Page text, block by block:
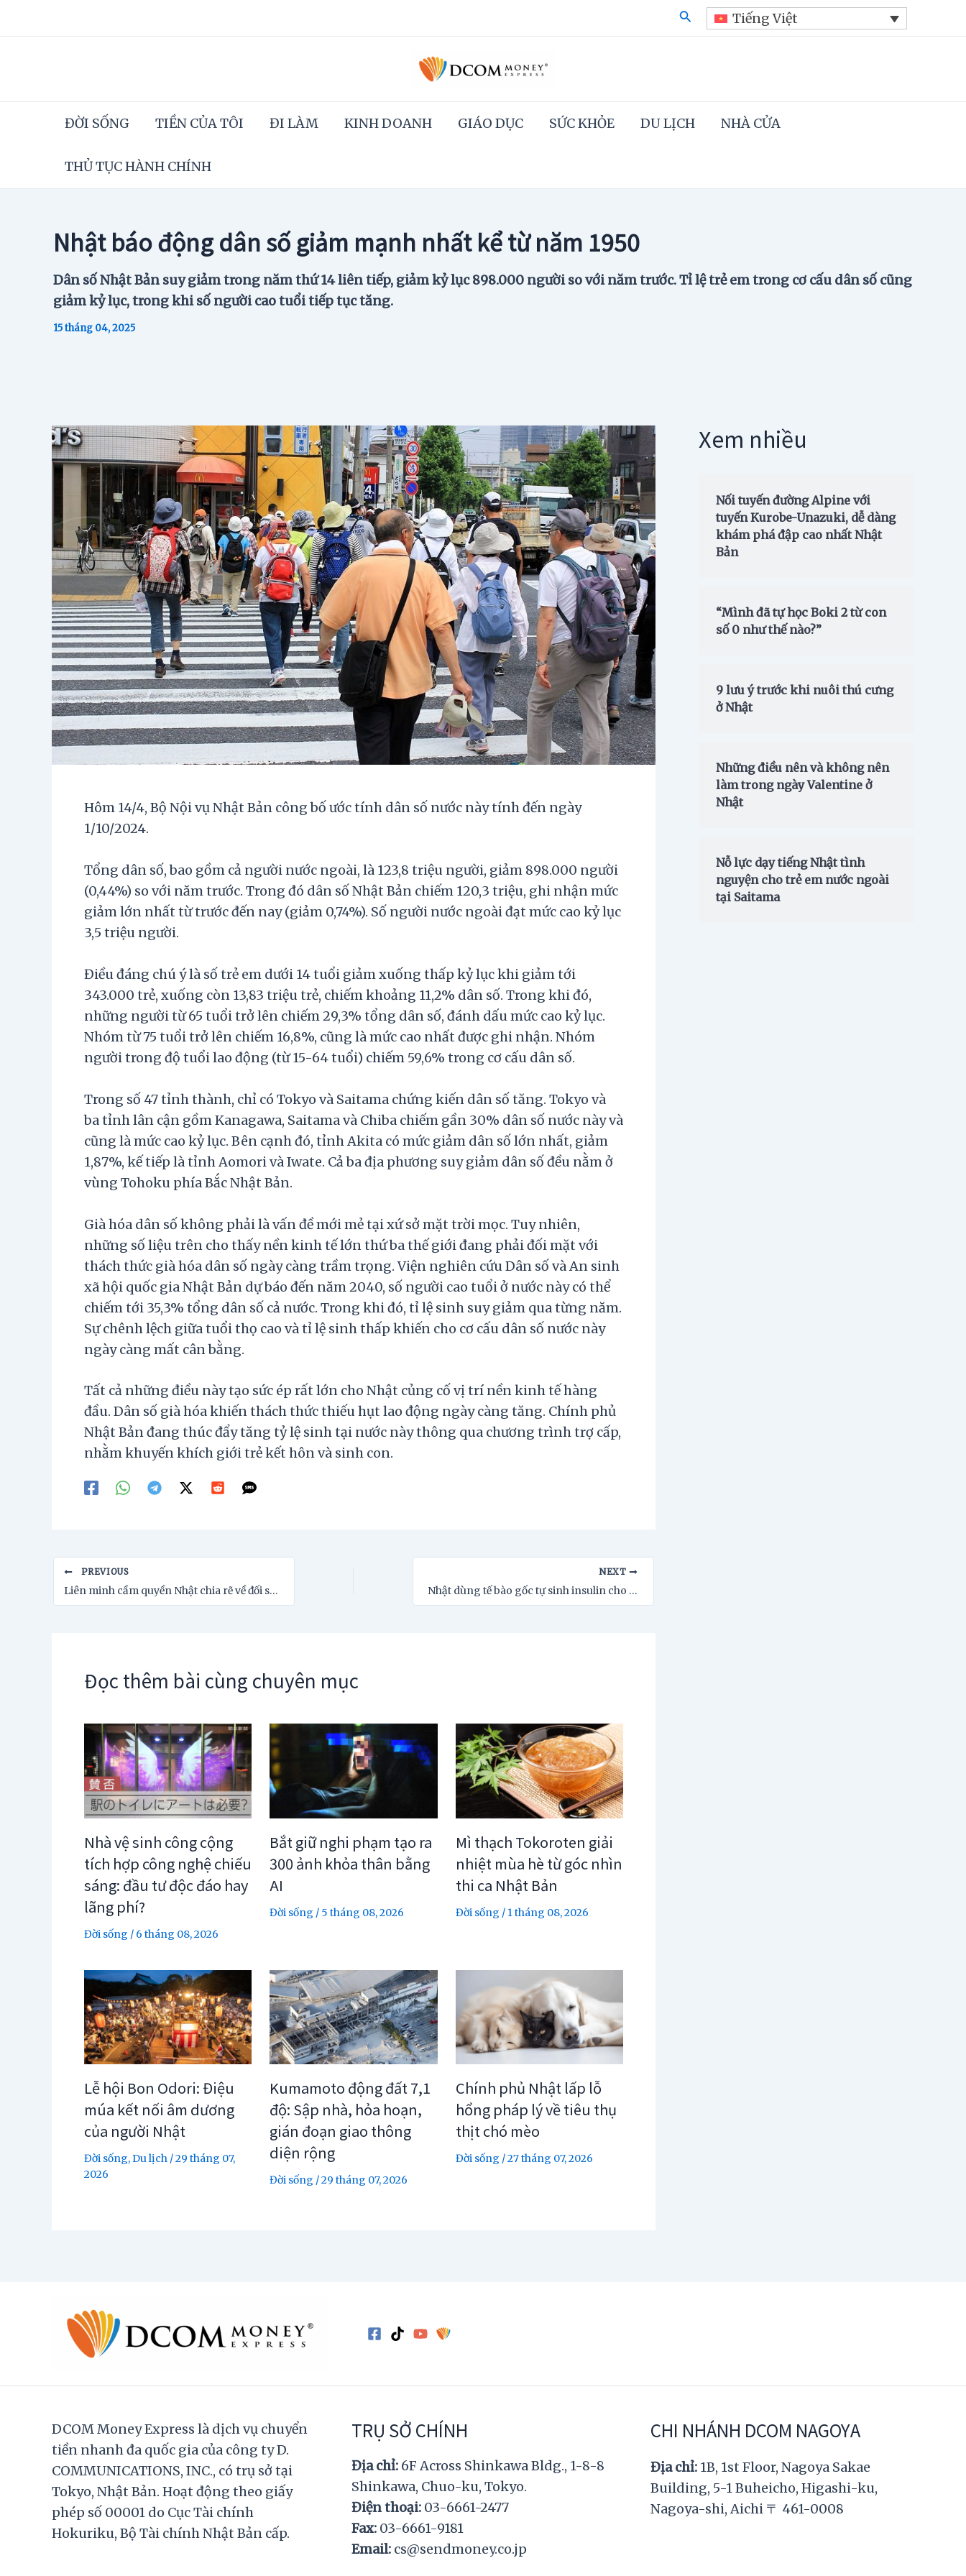
Search Tiếng Việt
ĐỜI SỐNG TIỀN CỦA TÔI ĐI LÀM KINH DOANH GIÁO DỤC SỨC KHỎE DU LỊCH NHÀ CỬA
THỦ TỤC HÀNH CHÍNH
Nhật báo động dân số giảm mạnh nhất kể từ năm 1950
Dân số Nhật Bản suy giảm trong năm thứ 14 liên tiếp, giảm kỷ lục 898.000 người so với năm trước. Tỉ lệ trẻ em trong cơ cấu dân số cũng
giảm kỷ lục, trong khi số người cao tuổi tiếp tục tăng.
15 tháng 04, 2025
Hôm 14/4, Bộ Nội vụ Nhật Bản công bố ước tính dân số nước này tính đến ngày
1/10/2024.
Tổng dân số, bao gồm cả người nước ngoài, là 123,8 triệu người, giảm 898.000 người
(0,44%) so với năm trước. Trong đó dân số Nhật Bản chiếm 120,3 triệu, ghi nhận mức
giảm lớn nhất từ trước đến nay (giảm 0,74%). Số người nước ngoài đạt mức cao kỷ lục
3,5 triệu người.
Điều đáng chú ý là số trẻ em dưới 14 tuổi giảm xuống thấp kỷ lục khi giảm tới
343.000 trẻ, xuống còn 13,83 triệu trẻ, chiếm khoảng 11,2% dân số. Trong khi đó,
những người từ 65 tuổi trở lên chiếm 29,3% tổng dân số, đánh dấu mức cao kỷ lục.
Nhóm từ 75 tuổi trở lên chiếm 16,8%, cũng là mức cao nhất được ghi nhận. Nhóm
người trong độ tuổi lao động (từ 15-64 tuổi) chiếm 59,6% trong cơ cấu dân số.
Trong số 47 tỉnh thành, chỉ có Tokyo và Saitama chứng kiến dân số tăng. Tokyo và
ba tỉnh lân cận gồm Kanagawa, Saitama và Chiba chiếm gần 30% dân số nước này và
cũng là mức cao kỷ lục. Bên cạnh đó, tỉnh Akita có mức giảm dân số lớn nhất, giảm
1,87%, kế tiếp là tỉnh Aomori và Iwate. Cả ba địa phương suy giảm dân số đều nằm ở
vùng Tohoku phía Bắc Nhật Bản.
Già hóa dân số không phải là vấn đề mới mẻ tại xứ sở mặt trời mọc. Tuy nhiên,
những số liệu trên cho thấy nền kinh tế lớn thứ ba thế giới đang phải đối mặt với
thách thức già hóa dân số ngày càng trầm trọng. Viện nghiên cứu Dân số và An sinh
xã hội quốc gia Nhật Bản dự báo đến năm 2040, số người cao tuổi ở nước này có thể
chiếm tới 35,3% tổng dân số cả nước. Trong khi đó, tỉ lệ sinh suy giảm qua từng năm.
Sự chênh lệch giữa tuổi thọ cao và tỉ lệ sinh thấp khiến cho cơ cấu dân số nước này
ngày càng mất cân bằng.
Tất cả những điều này tạo sức ép rất lớn cho Nhật củng cố vị trí nền kinh tế hàng
đầu. Dân số già hóa khiến thách thức thiếu hụt lao động ngày càng tăng. Chính phủ
Nhật Bản đang thúc đẩy tăng tỷ lệ sinh tại nước này thông qua chương trình trợ cấp,
nhằm khuyến khích giới trẻ kết hôn và sinh con.
navigation
PREVIOUS
Liên minh cầm quyền Nhật chia rẽ về đối sách chống lạm phát và thuế đối ứng
NEXT
Nhật dùng tế bào gốc tự sinh insulin cho người tiểu đường type 1
Đọc thêm bài cùng chuyên mục
Nhà vệ sinh công cộng
tích hợp công nghệ chiếu
sáng: đầu tư độc đáo hay
lãng phí?
Đời sống / 6 tháng 08, 2026
Bắt giữ nghi phạm tạo ra
300 ảnh khỏa thân bằng
AI
Đời sống / 5 tháng 08, 2026
Mì thạch Tokoroten giải
nhiệt mùa hè từ góc nhìn
thi ca Nhật Bản
Đời sống / 1 tháng 08, 2026
Lễ hội Bon Odori: Điệu
múa kết nối âm dương
của người Nhật
Đời sống,Du lịch /29 tháng 07,
2026
Kumamoto động đất 7,1
độ: Sập nhà, hỏa hoạn,
gián đoạn giao thông
diện rộng
Đời sống /29 tháng 07, 2026
Chính phủ Nhật lấp lỗ
hổng pháp lý về tiêu thụ
thịt chó mèo
Đời sống /27 tháng 07, 2026
Xem nhiều
Nối tuyến đường Alpine với
tuyến Kurobe-Unazuki, dễ dàng
khám phá đập cao nhất Nhật
Bản
“Mình đã tự học Boki 2 từ con
số 0 như thế nào?”
9 lưu ý trước khi nuôi thú cưng
ở Nhật
Những điều nên và không nên
làm trong ngày Valentine ở
Nhật
Nỗ lực dạy tiếng Nhật tình
nguyện cho trẻ em nước ngoài
tại Saitama
DCOM Money Express là dịch vụ chuyển
tiền nhanh đa quốc gia của công ty D.
COMMUNICATIONS, INC., có trụ sở tại
Tokyo, Nhật Bản. Hoạt động theo giấy
phép số 00001 do Cục Tài chính
Hokuriku, Bộ Tài chính Nhật Bản cấp.
TRỤ SỞ CHÍNH
Địa chỉ: 6F Across Shinkawa Bldg., 1-8-8
Shinkawa, Chuo-ku, Tokyo.
Điện thoại: 03-6661-2477
Fax: 03-6661-9181
Email: cs@sendmoney.co.jp
CHI NHÁNH DCOM NAGOYA
Địa chỉ: 1B, 1st Floor, Nagoya Sakae
Building, 5-1 Buheicho, Higashi-ku,
Nagoya-shi, Aichi 〒 461-0008